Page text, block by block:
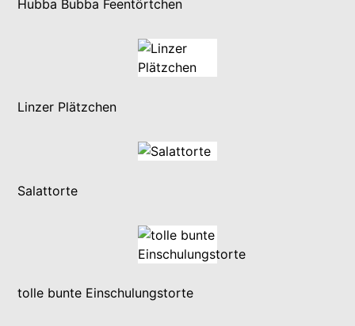
Hubba Bubba Feentörtchen
Linzer Plätzchen
Salattorte
tolle bunte Einschulungstorte